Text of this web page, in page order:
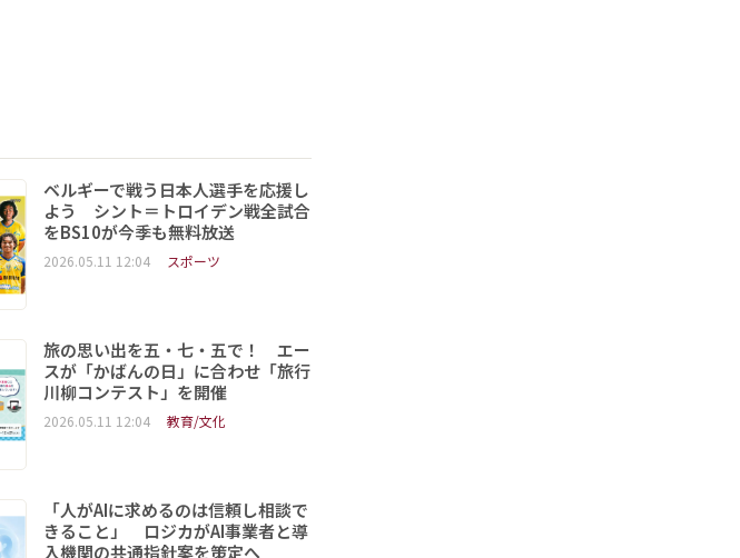
ベルギーで戦う日本人選手を応援し
よう シント＝トロイデン戦全試合
をBS10が今季も無料放送
2026.05.11 12:04 スポーツ
旅の思い出を五・七・五で！ エー
スが「かばんの日」に合わせ「旅行
川柳コンテスト」を開催
2026.05.11 12:04 教育/文化
「人がAIに求めるのは信頼し相談で
きること」 ロジカがAI事業者と導
入機関の共通指針案を策定へ